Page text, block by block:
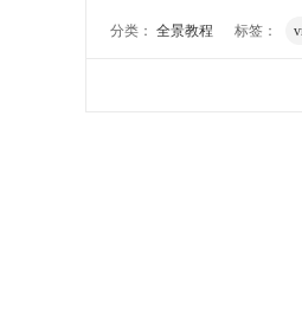
分类： 全景教程 标签：